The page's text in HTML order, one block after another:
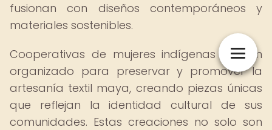
fusionan con diseños contemporáneos y
materiales sostenibles.
Cooperativas de mujeres indígenas se han
organizado para preservar y promover la
artesanía textil maya, creando piezas únicas
que reflejan la identidad cultural de sus
comunidades. Estas creaciones no solo son